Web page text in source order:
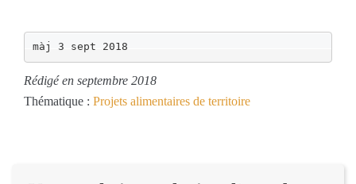
màj 3 sept 2018
Rédigé en septembre 2018
Thématique : Projets alimentaires de territoire